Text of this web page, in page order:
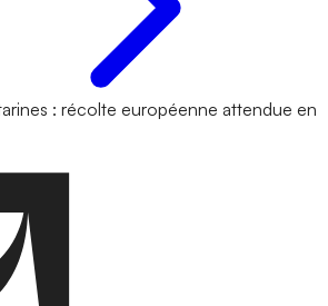
: récolte européenne attendue en